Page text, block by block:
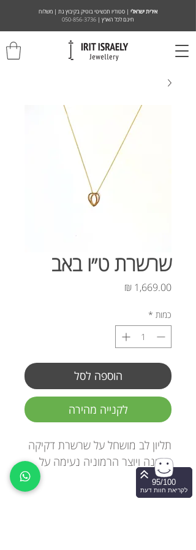
אירית ישראלי | סטודיו תכשיטי בוטיק בקיבוץ גת | משלוח
חינם לכל הארץ | 050-856-3736
שרשרת ט״ו באב
כמות *
הוספה לסל
לקנייה מהירה
תליון לב מושחל על שרשרת דקיקה
ועדינה ויוצר הרמוניה נעימה על
הצוואר.
אהבה קלילה.
95/100
לקריאת חוות דעת